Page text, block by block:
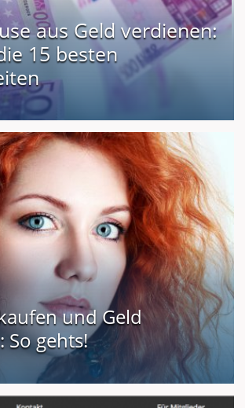
aus Geld verdienen:
15 besten
und Geld
So gehts!